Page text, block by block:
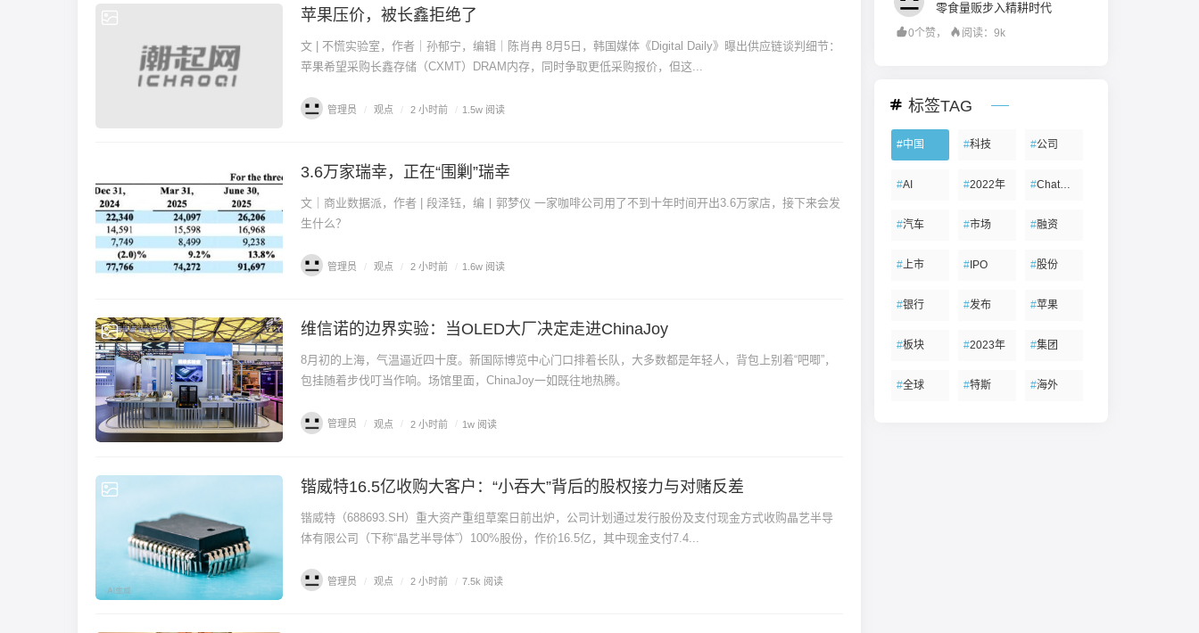
观点
苹果压价，被长鑫拒绝了
文 | 不慌实验室，作者｜孙郁宁，编辑｜陈肖冉 8月5日，韩国媒体《Digital Daily》曝出供应链谈判细节：
苹果希望采购长鑫存储（CXMT）DRAM内存，同时争取更低采购报价，但这...
管理员 / 观点 / 2 小时前 / 1.5w 阅读
观点
3.6万家瑞幸，正在“围剿”瑞幸
文｜商业数据派，作者 | 段泽钰，编丨郭梦仪 一家咖啡公司用了不到十年时间开出3.6万家店，接下来会发
生什么？
管理员 / 观点 / 2 小时前 / 1.6w 阅读
维信诺的边界实验：当OLED大厂决定走进ChinaJoy
8月初的上海，气温逼近四十度。新国际博览中心门口排着长队，大多数都是年轻人，背包上别着“吧唧”，
包挂随着步伐叮当作响。场馆里面，ChinaJoy一如既往地热腾。
管理员 / 观点 / 2 小时前 / 1w 阅读
观点
锴威特16.5亿收购大客户：“小吞大”背后的股权接力与对赌反差
锴威特（688693.SH）重大资产重组草案日前出炉，公司计划通过发行股份及支付现金方式收购晶艺半导
体有限公司（下称“晶艺半导体”）100%股份，作价16.5亿，其中现金支付7.4...
管理员 / 观点 / 2 小时前 / 7.5k 阅读
零食量贩步入精耕时代
0个赞， 阅读：9k
标签TAG
#中国 #科技 #公司
#AI #2022年 #ChatGPT
#汽车 #市场 #融资
#上市 #IPO #股份
#银行 #发布 #苹果
#板块 #2023年 #集团
#全球 #特斯 #海外